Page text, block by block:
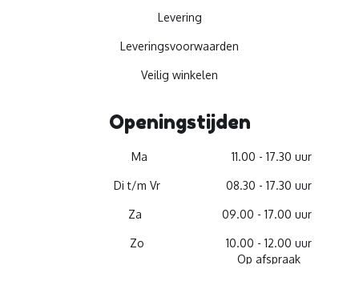
Levering
Leveringsvoorwaarden
Veilig winkelen
Openingstijden
Ma 11.00 - 17.30 uur
Di t/m Vr 08.30 - 17.30 uur
Za 09.00 - 17.00 uur
Zo
10.00 - 12.00 uur
Op afspraak